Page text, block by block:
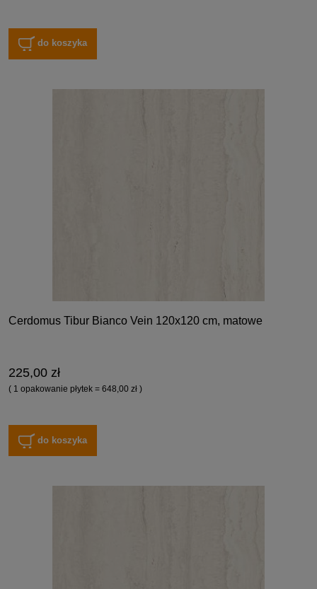
do koszyka
Cerdomus Tibur Bianco Vein 120x120 cm, matowe
225,00 zł
( 1 opakowanie płytek = 648,00 zł )
do koszyka